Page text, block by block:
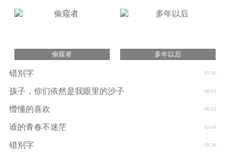
偷窥者 多年以后
07-30
错别字
08-13
孩子，你们依然是我眼里的沙子
06-13
懵懂的喜欢
02-16
谁的青春不迷茫
09-30
错别字